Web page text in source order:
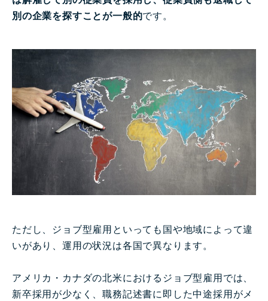
別の企業を探すことが一般的です。
ただし、ジョブ型雇用といっても国や地域によって違
いがあり、運用の状況は各国で異なります。
アメリカ・カナダの北米におけるジョブ型雇用では、
新卒採用が少なく、職務記述書に即した中途採用がメ